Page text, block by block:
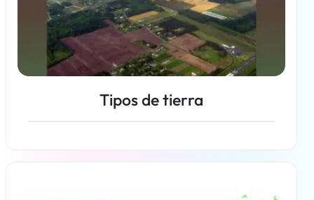
Tipos de tierra